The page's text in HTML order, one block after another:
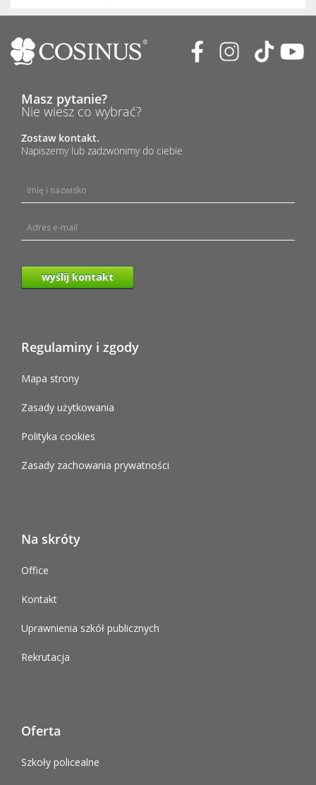
Masz pytanie?
Nie wiesz co wybrać?
Zostaw kontakt.
Napiszemy lub zadzwonimy do ciebie
wyślij kontakt
Regulaminy i zgody
Mapa strony
Zasady użytkowania
Polityka cookies
Zasady zachowania prywatności
Na skróty
Office
Kontakt
Uprawnienia szkół publicznych
Rekrutacja
Oferta
Szkoły policealne